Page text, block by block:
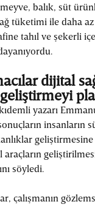
balık, süt
tüketimi ile daha
tahıl ve şekerli
dijital
yazarı
insanların
geliştirmesine
araçların
söyledi.
çalışmanın